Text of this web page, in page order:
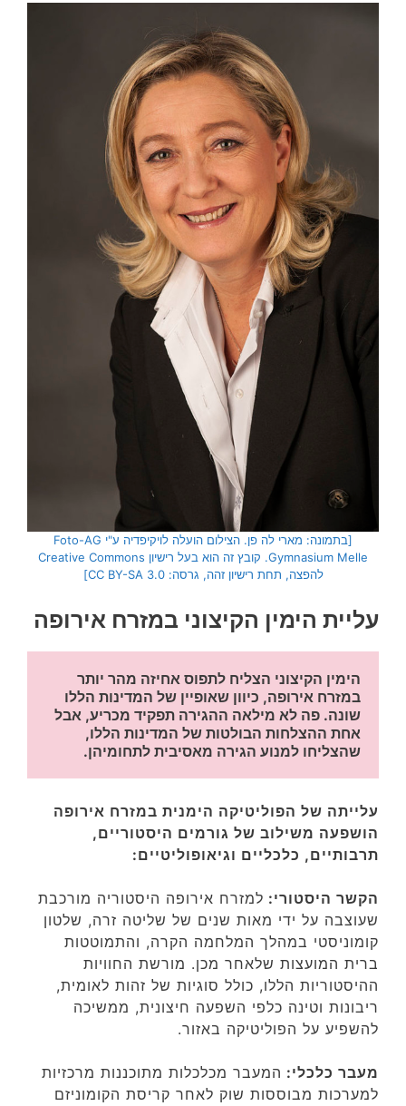
[בתמונה: מארי לה פן. הצילום הועלה לויקיפדיה ע"י Foto-AG
Gymnasium Melle. קובץ זה הוא בעל רישיון Creative Commons
להפצה, תחת רישיון זהה, גרסה: CC BY-SA 3.0]
עליית הימין הקיצוני במזרח אירופה
שהצליחו למנוע הגירה מאסיבית לתחומיהן.
עלייתה של הפוליטיקה הימנית במזרח אירופה
הושפעה משילוב של גורמים היסטוריים,
תרבותיים, כלכליים וגיאופוליטיים:
הקשר היסטורי: למזרח אירופה היסטוריה מורכבת
שעוצבה על ידי מאות שנים של שליטה זרה, שלטון
קומוניסטי במהלך המלחמה הקרה, והתמוטטות
ברית המועצות שלאחר מכן. מורשת החוויות
ההיסטוריות הללו, כולל סוגיות של זהות לאומית,
ריבונות וטינה כלפי השפעה חיצונית, ממשיכה
להשפיע על הפוליטיקה באזור.
מעבר כלכלי: המעבר מכלכלות מתוכננות מרכזיות
למערכות מבוססות שוק לאחר קריסת הקומוניזם